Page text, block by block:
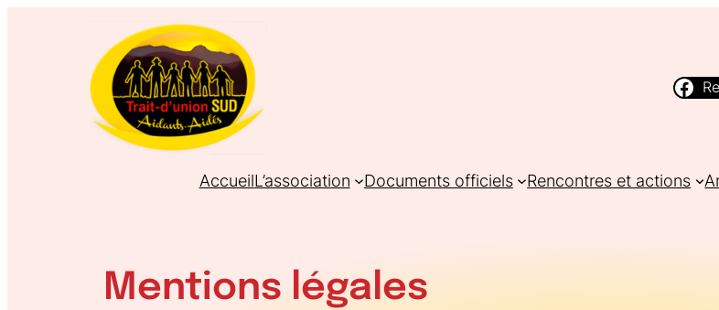
AccueilL’association Documents officiels Rencontres et actions
Mentions légales